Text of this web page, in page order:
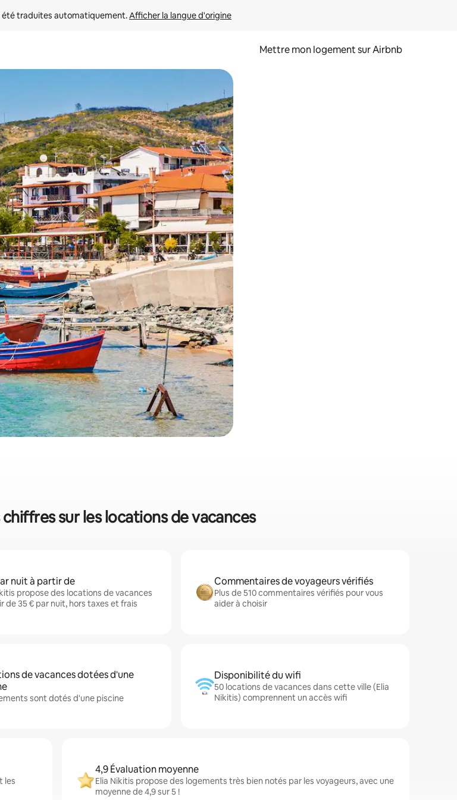
traduites automatiquement. Afficher la langue d'origine
Mettre mon logement sur Airbnb
bas pour les parcourir ou en appuyant et en faisant glisser.
sur les locations de vacances
nuit à partir de
propose des locations de vacances
de 35 € par nuit, hors taxes et frais
Commentaires de voyageurs vérifiés
Plus de 510 commentaires vérifiés pour vous
aider à choisir
de vacances dotées d'une
sont dotés d'une piscine
Disponibilité du wifi
50 locations de vacances dans cette ville (Elia
Nikitis) comprennent un accès wifi
les
4,9 Évaluation moyenne
Elia Nikitis propose des logements très bien notés par les voyageurs, avec une
moyenne de 4,9 sur 5 !